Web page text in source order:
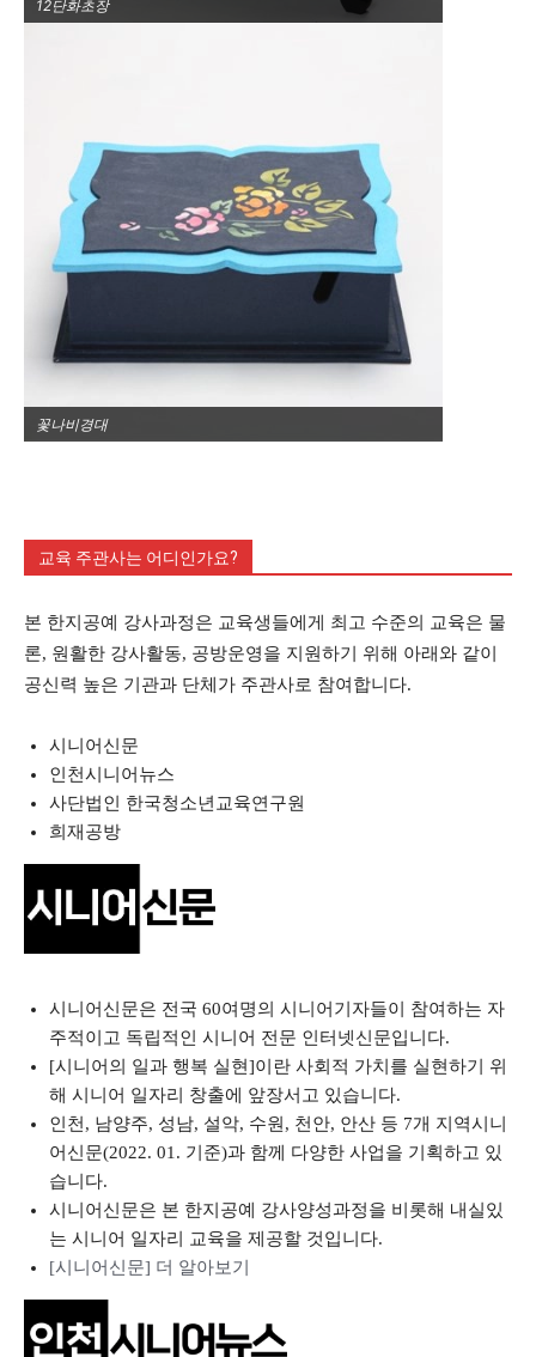
12단화초장
꽃나비경대
교육 주관사는 어디인가요?
본 한지공예 강사과정은 교육생들에게 최고 수준의 교육은 물
론, 원활한 강사활동, 공방운영을 지원하기 위해 아래와 같이
공신력 높은 기관과 단체가 주관사로 참여합니다.
시니어신문
인천시니어뉴스
사단법인 한국청소년교육연구원
희재공방
시니어신문은 전국 60여명의 시니어기자들이 참여하는 자
주적이고 독립적인 시니어 전문 인터넷신문입니다.
[시니어의 일과 행복 실현]이란 사회적 가치를 실현하기 위
해 시니어 일자리 창출에 앞장서고 있습니다.
인천, 남양주, 성남, 설악, 수원, 천안, 안산 등 7개 지역시니
어신문(2022. 01. 기준)과 함께 다양한 사업을 기획하고 있
습니다.
시니어신문은 본 한지공예 강사양성과정을 비롯해 내실있
는 시니어 일자리 교육을 제공할 것입니다.
[시니어신문] 더 알아보기